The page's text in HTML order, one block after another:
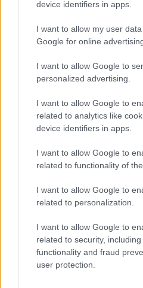
device identifiers in apps.
I want to allow my user
Google for online
I want to allow Google to
personalized advertising.
I want to allow Google to
related to analytics like
device identifiers in apps.
I want to allow Google to
related to functionality of
I want to allow Google to
related to personalization.
I want to allow Google to
related to security,
functionality and fraud
user protection.
αμέλεια, είτε παράνομη
- η τελευταία είναι
παράδειγμα υπήρξε
σημείωσε και
πραγματικά για ένα
από αυτές τις
ενώ η Εισαγγελία
μόνο όταν υπάρχει
καταδίκης».
πρόσθεσε ότι οι
προκαλούνται κατά τη
συνηθισμένου νόμιμου
εμπίπτουν στον ορισμό
επαφής».